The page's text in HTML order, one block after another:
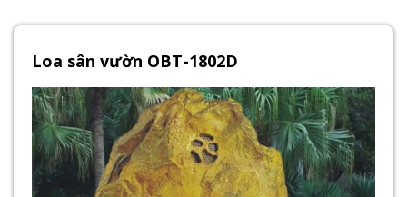
Loa sân vườn OBT-1802D